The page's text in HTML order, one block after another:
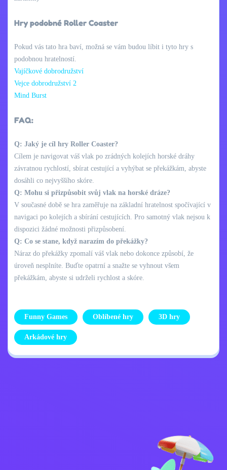
Hry podobné Roller Coaster
Pokud vás tato hra baví, možná se vám budou líbit i tyto hry s
podobnou hratelností.
Vajíčkové dobrodružství
Vejce dobrodružství 2
Mind Burst
FAQ:
Q: Jaký je cíl hry Roller Coaster?
Cílem je navigovat váš vlak po zrádných kolejích horské dráhy
závratnou rychlostí, sbírat cestující a vyhýbat se překážkám, abyste
dosáhli co nejvyššího skóre.
Q: Mohu si přizpůsobit svůj vlak na horské dráze?
V současné době se hra zaměřuje na základní hratelnost spočívající v
navigaci po kolejích a sbírání cestujících. Pro samotný vlak nejsou k
dispozici žádné možnosti přizpůsobení.
Q: Co se stane, když narazím do překážky?
Náraz do překážky zpomalí váš vlak nebo dokonce způsobí, že
úroveň nesplníte. Buďte opatrní a snažte se vyhnout všem
překážkám, abyste si udrželi rychlost a skóre.
Funny Games Oblíbené hry 3D hry
Arkádové hry